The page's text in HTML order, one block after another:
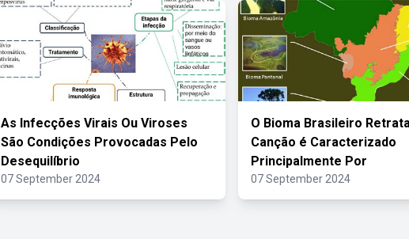
As Infecções Virais Ou Viroses
São Condições Provocadas Pelo
Desequilíbrio
07 September 2024
O Bioma Brasileiro
Canção é Caracterizado
Principalmente Por
07 September 2024